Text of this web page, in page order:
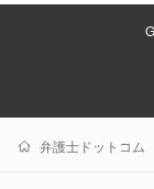
弁護士ドットコム